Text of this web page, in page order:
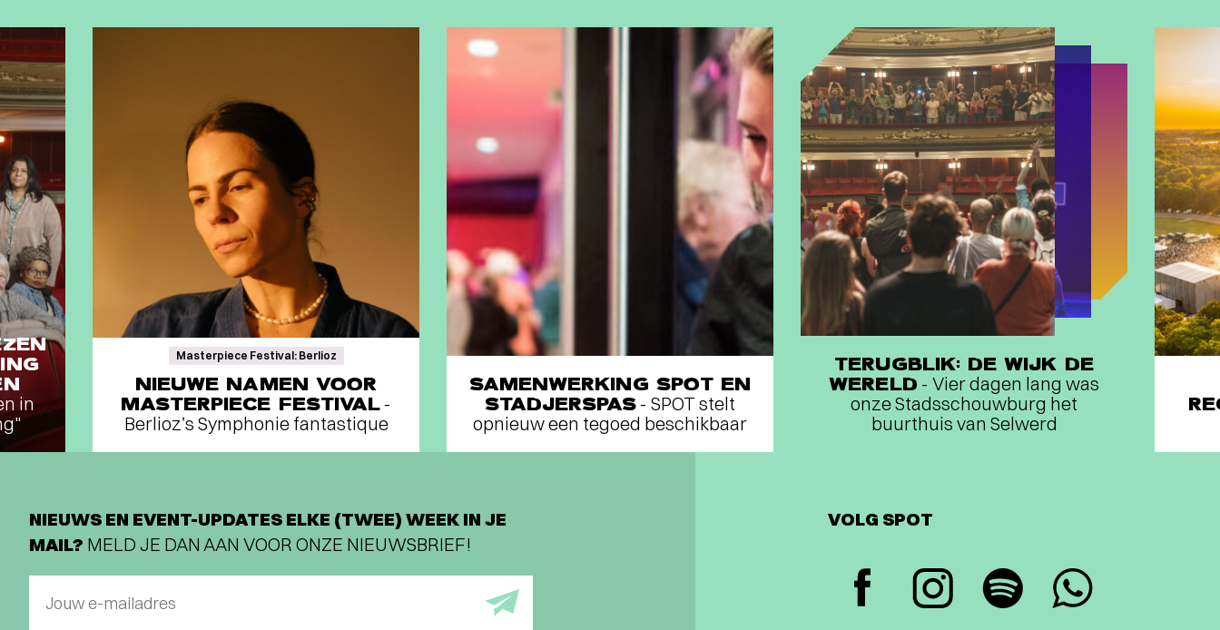
in
Masterpiece Festival: Berlioz
NIEUWE NAMEN VOOR
MASTERPIECE FESTIVAL -
Berlioz’s Symphonie fantastique
SAMENWERKING SPOT EN
STADJERSPAS - SPOT stelt
opnieuw een tegoed beschikbaar
TERUGBLIK: DE WIJK DE
WERELD - Vier dagen lang was
onze Stadsschouwburg het
buurthuis van Selwerd
NIEUWS EN EVENT-UPDATES ELKE (TWEE) WEEK IN JE
MAIL? MELD JE DAN AAN VOOR ONZE NIEUWSBRIEF!
Jouw e-mailadres
VOLG SPOT